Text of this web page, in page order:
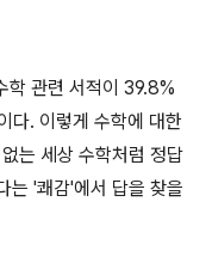
학 관련 서적이 39.8%
다. 이렇게 수학에 대한
는 세상 수학처럼 정답
는 '쾌감'에서 답을 찾을